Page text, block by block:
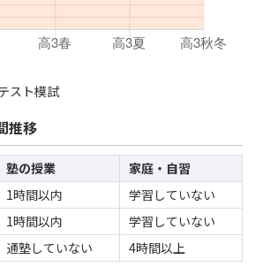
スト模試
推移
塾の授業
家庭・自習
1時間以内
学習していない
1時間以内
学習していない
通塾していない 4時間以上